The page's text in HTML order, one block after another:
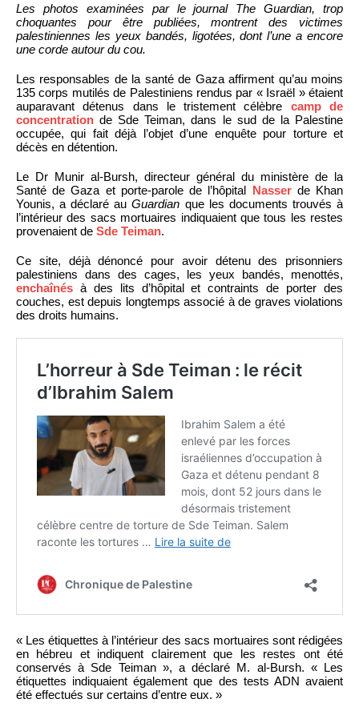
Les photos examinées par le journal The Guardian, trop
choquantes pour être publiées, montrent des victimes
palestiniennes les yeux bandés, ligotées, dont l’une a encore
une corde autour du cou.
Les responsables de la santé de Gaza affirment qu’au moins
135 corps mutilés de Palestiniens rendus par « Israël » étaient
auparavant détenus dans le tristement célèbre camp de
concentration de Sde Teiman, dans le sud de la Palestine
occupée, qui fait déjà l’objet d’une enquête pour torture et
décès en détention.
Le Dr Munir al-Bursh, directeur général du ministère de la
Santé de Gaza et porte-parole de l’hôpital Nasserde Khan
Younis, a déclaré auGuardian que les documents trouvés à
l’intérieur des sacs mortuaires indiquaient que tous les restes
provenaient de Sde Teiman.
Ce site, déjà dénoncé pour avoir détenu des prisonniers
palestiniens dans des cages, les yeux bandés, menottés,
enchaînés à des lits d’hôpital et contraints de porter des
couches, est depuis longtemps associé à de graves violations
des droits humains.
« Les étiquettes à l’intérieur des sacs mortuaires sont rédigées
en hébreu et indiquent clairement que les restes ont été
conservés à Sde Teiman », a déclaré M. al-Bursh. « Les
étiquettes indiquaient également que des tests ADN avaient
été effectués sur certains d’entre eux. »